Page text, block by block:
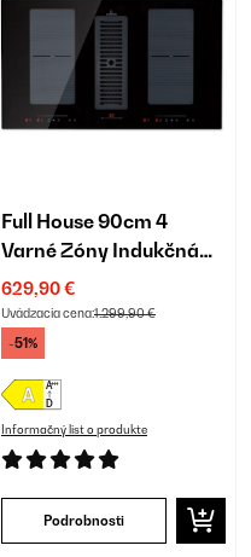
Full House 90cm 4
Varné Zóny Indukčná
Doska s Odsávaním
Čierna
629,90 €
Uvádzacia cena:1.299,90 €
-51%
Informačný list o produkte
Podrobnosti